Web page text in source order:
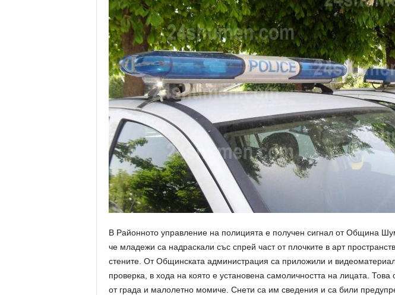
В Районното управление на полицията е получен сигнал от Община
че младежи са надраскали със спрей част от плочките в арт
стените. От Общинската администрация са приложили и
проверка, в хода на която е установена самоличността на лицата.
от града и малолетно момиче. Снети са им сведения и са били